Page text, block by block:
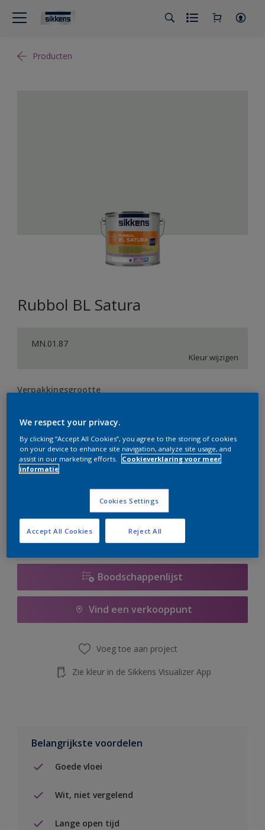
Producten
Rubbol BL Satura
MN.01.87
Kleur wijzigen
Verpakkingsgrootte
Aantal Verfcalculator
Bereken
Op dit moment is het niet mogelijk dit product online
te bestellen. Bezoek je dichtstbijzijnde winkel of klik op
de knop hieronder.
Boodschappenlijst
Vind een verkooppunt
Voeg toe aan project
Zie kleur in de Sikkens Visualizer App
Belangrijkste voordelen
Goede vloei
Wit, niet vergelend
Lange open tijd
We respect your privacy.
By clicking “Accept All Cookies”, you agree to the storing of cookies
on your device to enhance site navigation, analyze site usage, and
assist in our marketing efforts.
Cookieverklaring voor meer
informatie
Cookies Settings
Reject All
Accept All Cookies